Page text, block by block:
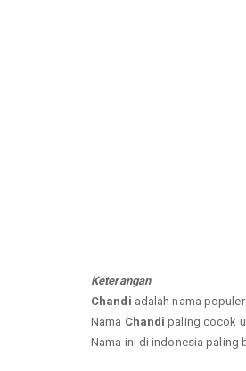
Keterangan
Chandi adalah nama
Nama Chandi paling cocok
Nama ini di indonesia paling